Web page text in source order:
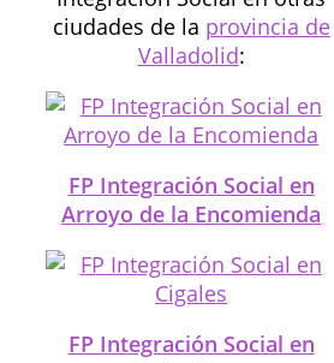
ciudades de la provincia de
Valladolid:
FP Integración Social en
Arroyo de la Encomienda
FP Integración Social en